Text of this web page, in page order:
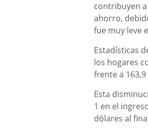
contribuyen
ahorro,
fue muy leve
Estadísticas
los hogares
frente a
Esta
1 en el
dólares al